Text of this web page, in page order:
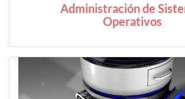
Administración de
Operativos